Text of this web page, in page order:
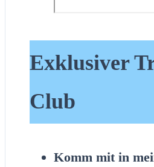
Exklusiver
Club
Komm mit in